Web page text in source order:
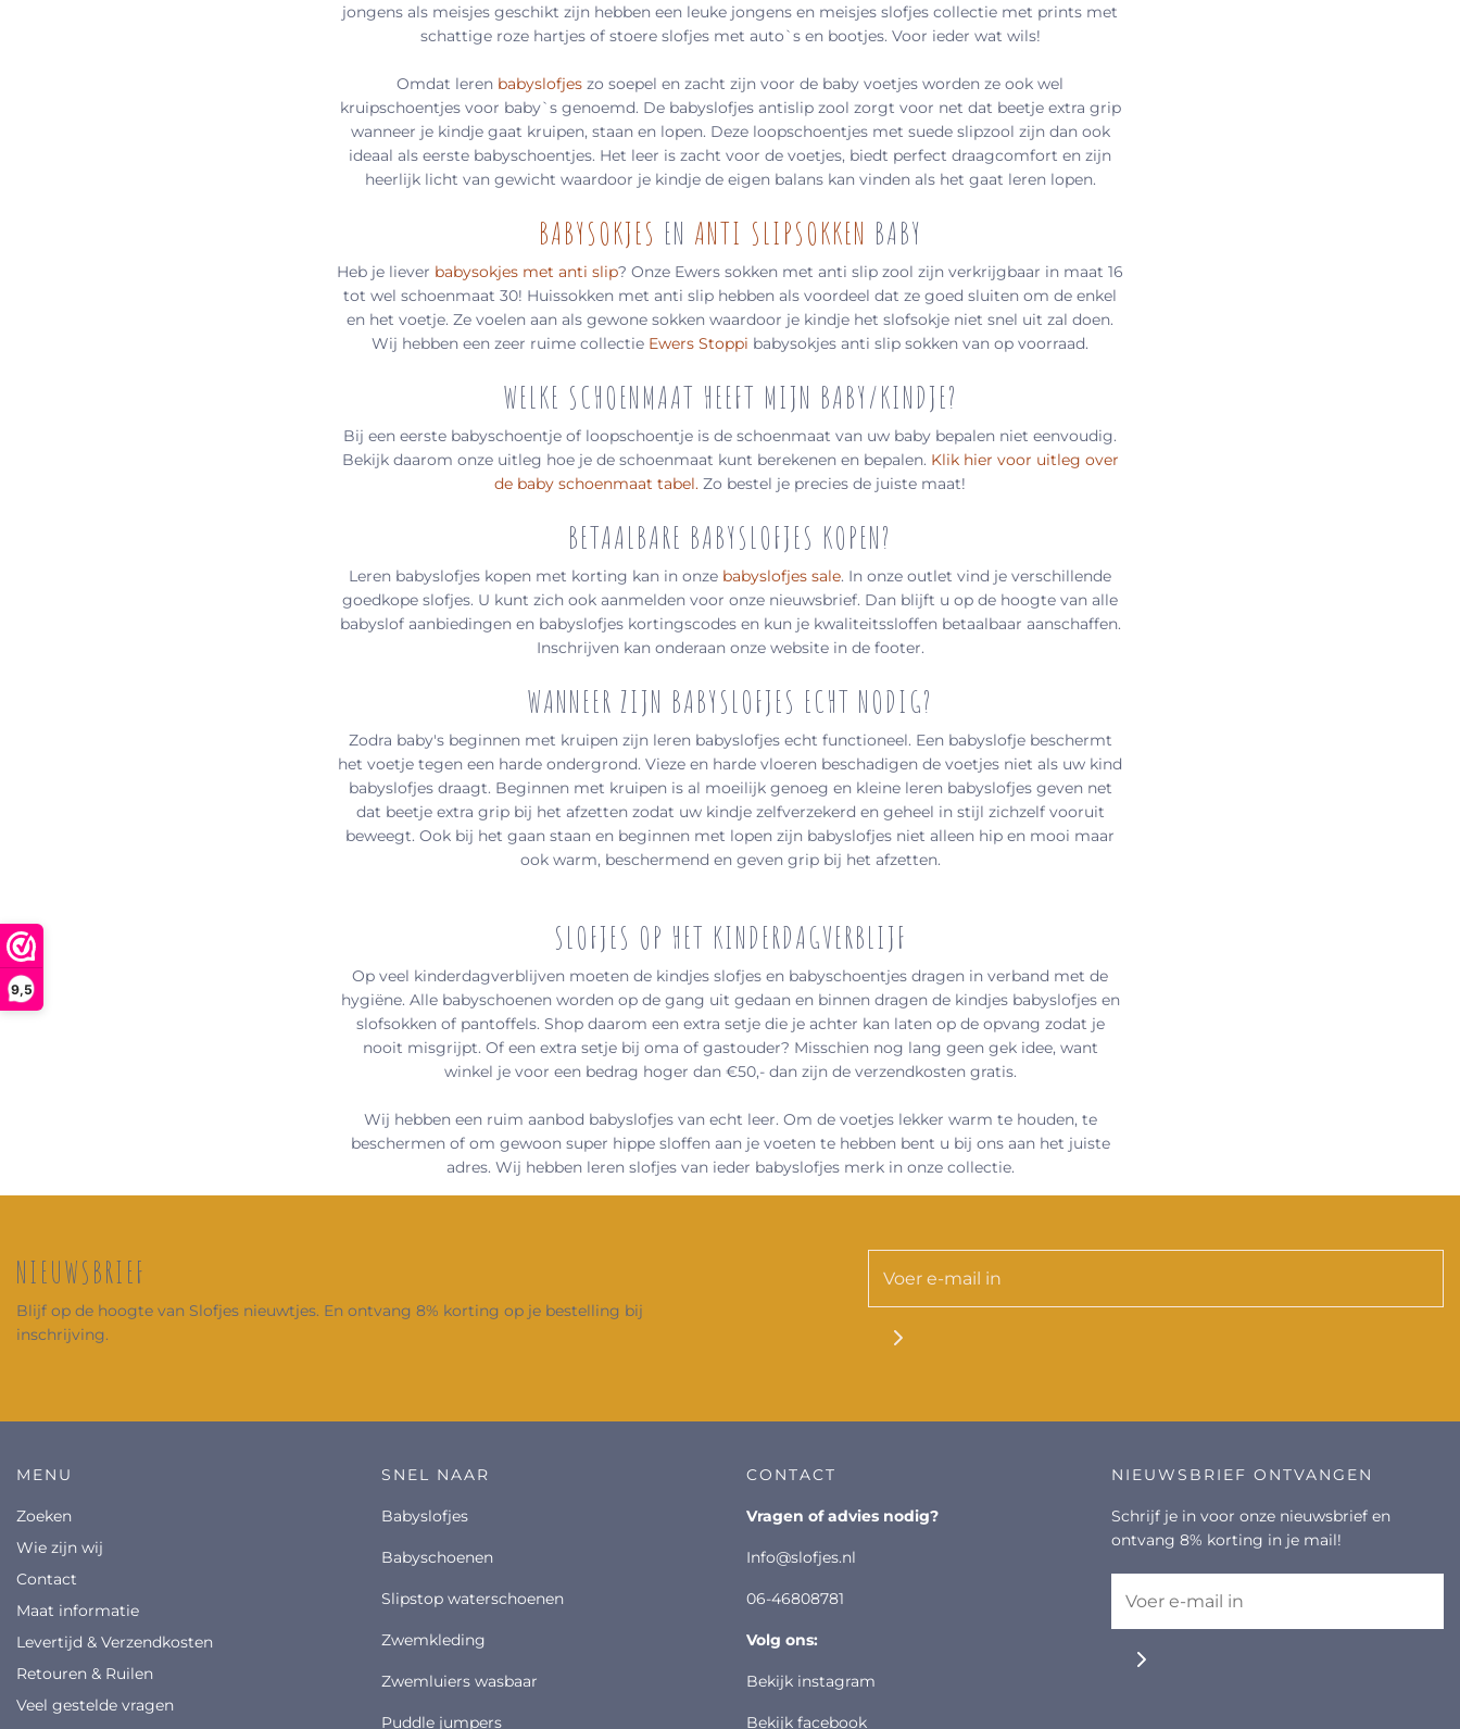
9,5
jongens als meisjes geschikt zijn hebben een leuke jongens en meisjes slofjes collectie met prints met
schattige roze hartjes of stoere slofjes met auto`s en bootjes. Voor ieder wat wils!
Omdat leren babyslofjes zo soepel en zacht zijn voor de baby voetjes worden ze ook wel
kruipschoentjes voor baby`s genoemd. De babyslofjes antislip zool zorgt voor net dat beetje extra grip
wanneer je kindje gaat kruipen, staan en lopen. Deze loopschoentjes met suede slipzool zijn dan ook
ideaal als eerste babyschoentjes. Het leer is zacht voor de voetjes, biedt perfect draagcomfort en zijn
heerlijk licht van gewicht waardoor je kindje de eigen balans kan vinden als het gaat leren lopen.
BABYSOKJES EN ANTI SLIPSOKKEN BABY
Heb je liever babysokjes met anti slip? Onze Ewers sokken met anti slip zool zijn verkrijgbaar in maat 16
tot wel schoenmaat 30! Huissokken met anti slip hebben als voordeel dat ze goed sluiten om de enkel
en het voetje. Ze voelen aan als gewone sokken waardoor je kindje het slofsokje niet snel uit zal doen.
Wij hebben een zeer ruime collectie Ewers Stoppi babysokjes anti slip sokken van op voorraad.
WELKE SCHOENMAAT HEEFT MIJN BABY/KINDJE?
Bij een eerste babyschoentje of loopschoentje is de schoenmaat van uw baby bepalen niet eenvoudig.
Bekijk daarom onze uitleg hoe je de schoenmaat kunt berekenen en bepalen. Klik hier voor uitleg over
de baby schoenmaat tabel. Zo bestel je precies de juiste maat!
BETAALBARE BABYSLOFJES KOPEN?
Leren babyslofjes kopen met korting kan in onze babyslofjes sale. In onze outlet vind je verschillende
goedkope slofjes. U kunt zich ook aanmelden voor onze nieuwsbrief. Dan blijft u op de hoogte van alle
babyslof aanbiedingen en babyslofjes kortingscodes en kun je kwaliteitssloffen betaalbaar aanschaffen.
Inschrijven kan onderaan onze website in de footer.
WANNEER ZIJN BABYSLOFJES ECHT NODIG?
Zodra baby's beginnen met kruipen zijn leren babyslofjes echt functioneel. Een babyslofje beschermt
het voetje tegen een harde ondergrond. Vieze en harde vloeren beschadigen de voetjes niet als uw kind
babyslofjes draagt. Beginnen met kruipen is al moeilijk genoeg en kleine leren babyslofjes geven net
dat beetje extra grip bij het afzetten zodat uw kindje zelfverzekerd en geheel in stijl zichzelf vooruit
beweegt. Ook bij het gaan staan en beginnen met lopen zijn babyslofjes niet alleen hip en mooi maar
ook warm, beschermend en geven grip bij het afzetten.
SLOFJES OP HET KINDERDAGVERBLIJF
Op veel kinderdagverblijven moeten de kindjes slofjes en babyschoentjes dragen in verband met de
hygiëne. Alle babyschoenen worden op de gang uit gedaan en binnen dragen de kindjes babyslofjes en
slofsokken of pantoffels. Shop daarom een extra setje die je achter kan laten op de opvang zodat je
nooit misgrijpt. Of een extra setje bij oma of gastouder? Misschien nog lang geen gek idee, want
winkel je voor een bedrag hoger dan €50,- dan zijn de verzendkosten gratis.
Wij hebben een ruim aanbod babyslofjes van echt leer. Om de voetjes lekker warm te houden, te
beschermen of om gewoon super hippe sloffen aan je voeten te hebben bent u bij ons aan het juiste
adres. Wij hebben leren slofjes van ieder babyslofjes merk in onze collectie.
NIEUWSBRIEF
Blijf op de hoogte van Slofjes nieuwtjes. En ontvang 8% korting op je bestelling bij
inschrijving.
MENU
Zoeken
Wie zijn wij
Contact
Maat informatie
Levertijd & Verzendkosten
Retouren & Ruilen
Veel gestelde vragen
SNEL NAAR
babyslofjes
babyschoenen
slipstop waterschoenen
zwemkleding
zwemluiers wasbaar
puddle jumpers
CONTACT
vragen of advies nodig?
info@slofjes.nl
06-46808781
volg ons:
bekijk instagram
bekijk facebook
NIEUWSBRIEF ONTVANGEN
Schrijf je in voor onze nieuwsbrief en
ontvang 8% korting in je mail!